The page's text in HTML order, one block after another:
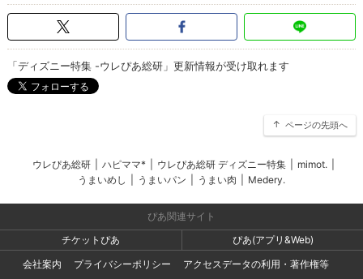
「ディズニー特集 -ウレぴあ総研」更新情報が受け取れます
ページの先頭へ
ウレぴあ総研 ハピママ* ウレぴあ総研 ディズニー特集 mimot.
うまいめし
うまいパン うまい肉 Medery.
ぴあ関連サイト
チケットぴあ
ぴあ(アプリ&Web)
会社案内
プライバシーポリシー
アクセスデータの利用・著作権等